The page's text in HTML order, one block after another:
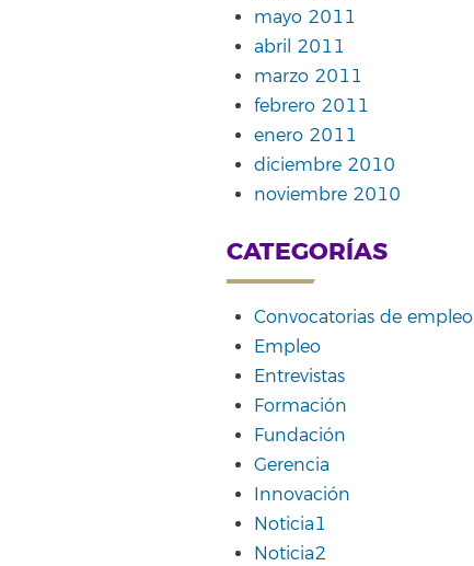
mayo 2011
abril 2011
marzo 2011
febrero 2011
enero 2011
diciembre 2010
noviembre 2010
CATEGORÍAS
Convocatorias de empleo
Empleo
Entrevistas
Formación
Fundación
Gerencia
Innovación
Noticia1
Noticia2